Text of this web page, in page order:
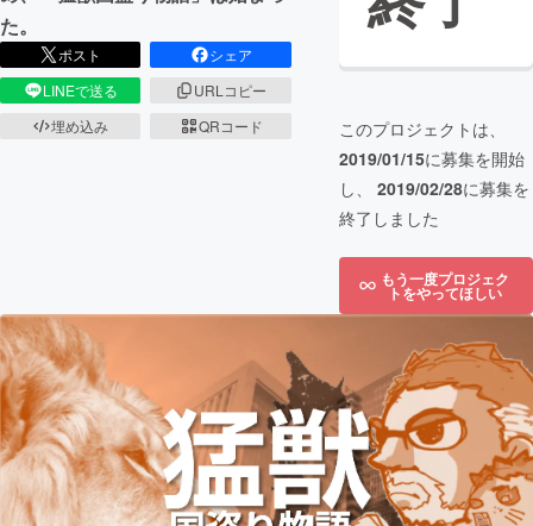
た。
ポスト
シェア
LINEで送る
URLコピー
埋め込み
QRコード
このプロジェクトは、
2019/01/15に募集を開始
し、 2019/02/28に募集を
終了しました
もう一度プロジェク
トをやってほしい